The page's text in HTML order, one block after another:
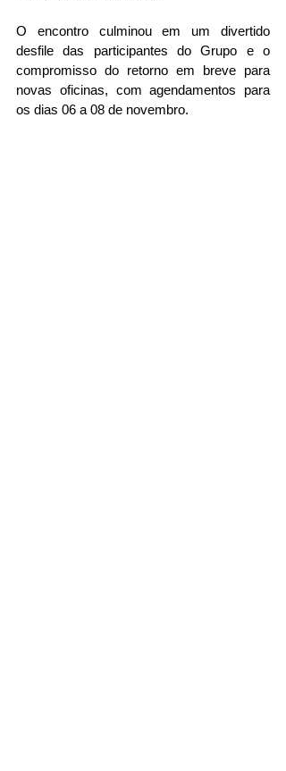
O encontro culminou em um divertido
desfile das participantes do Grupo e o
compromisso do retorno em breve para
novas oficinas, com agendamentos para
os dias 06 a 08 de novembro.